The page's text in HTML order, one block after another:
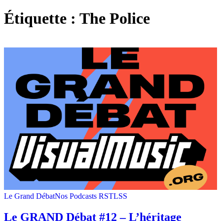
Étiquette : The Police
Le Grand DébatNos Podcasts RSTLSS
Le GRAND Débat #12 – L’héritage